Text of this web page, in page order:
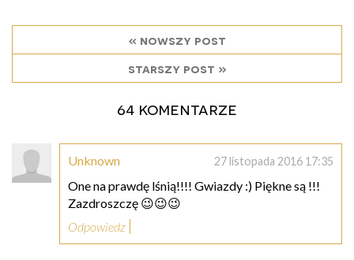
« nowszy post
starszy post »
64 komentarze
Unknown 27 listopada 2016 17:35
One na prawdę lśnią!!!! Gwiazdy :) Piękne są !!!
Zazdroszczę 😉😉😉
Odpowiedz